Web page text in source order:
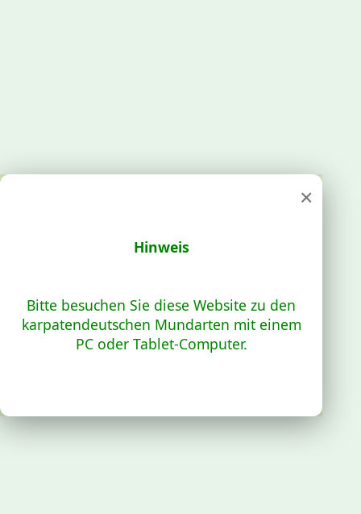
×
Hinweis
Bitte besuchen Sie diese Website zu den
karpatendeutschen Mundarten mit einem
PC oder Tablet-Computer.